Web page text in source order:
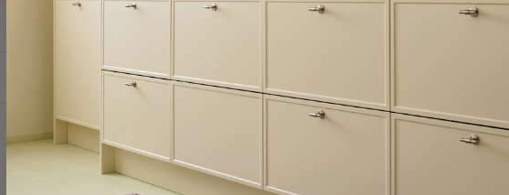
Kaufen Sie zusammen mit
WOULD YOU RATHER VISIT?